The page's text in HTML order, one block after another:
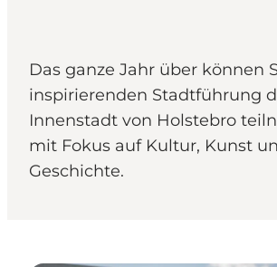
Das ganze Jahr über können
inspirierenden Stadtführung
Innenstadt von Holstebro
mit Fokus auf Kultur, Kunst
Geschichte.